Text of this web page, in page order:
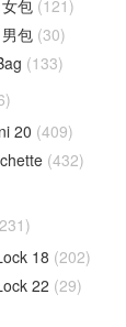
(31)
(164)
(131)
(391)
Bag
Bag
包 (121)
包(30)